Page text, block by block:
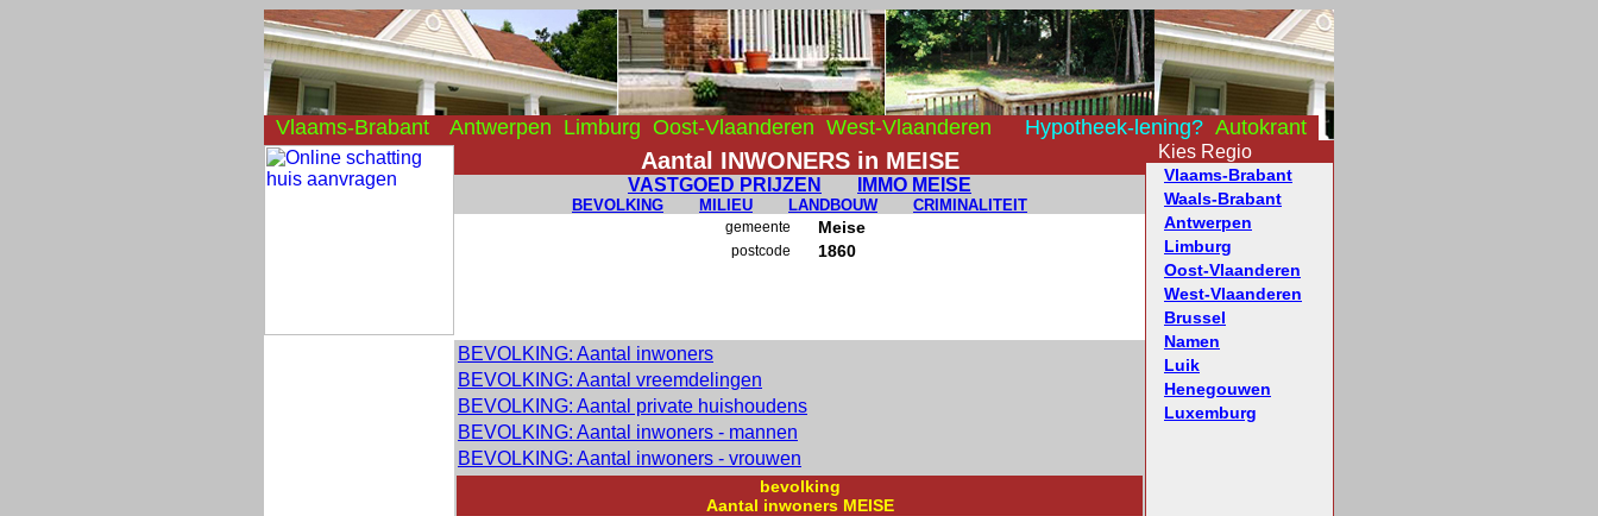
Vlaams-Brabant Antwerpen Limburg Oost-Vlaanderen West-Vlaanderen Hypotheek-lening? Autokrant
Aantal INWONERS in MEISE
VASTGOED PRIJZEN IMMO MEISE
BEVOLKING MILIEU LANDBOUW CRIMINALITEIT
gemeente Meise
postcode 1860
BEVOLKING: Aantal inwoners
BEVOLKING: Aantal vreemdelingen
BEVOLKING: Aantal private huishoudens
BEVOLKING: Aantal inwoners - mannen
BEVOLKING: Aantal inwoners - vrouwen
bevolking
Aantal inwoners MEISE
Kies Regio
Vlaams-Brabant
Waals-Brabant
Antwerpen
Limburg
Oost-Vlaanderen
West-Vlaanderen
Brussel
Namen
Luik
Henegouwen
Luxemburg